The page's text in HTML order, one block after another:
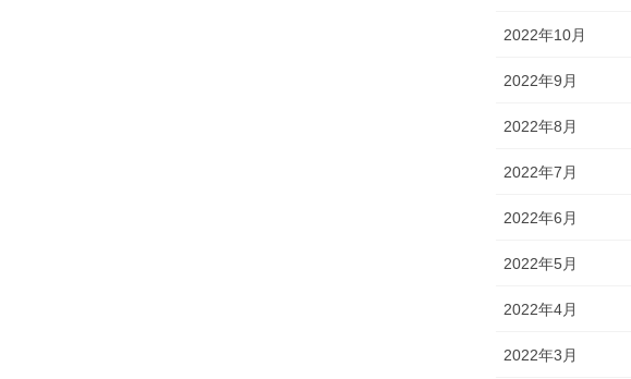
2022年10月
2022年9月
2022年8月
2022年7月
2022年6月
2022年5月
2022年4月
2022年3月